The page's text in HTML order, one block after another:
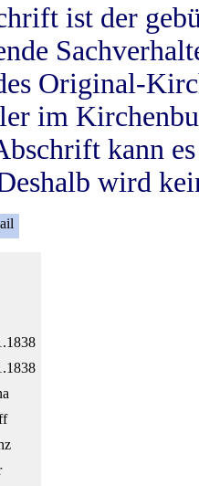
ist der
Original-
im
kann
wird